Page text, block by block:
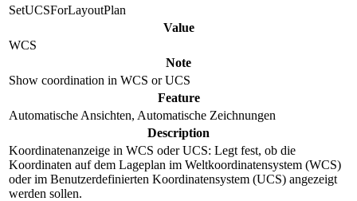
SetUCSForLayoutPlan
Value
WCS
Note
Show coordination in WCS or UCS
Feature
Automatische Ansichten, Automatische Zeichnungen
Description
Koordinatenanzeige in WCS oder UCS: Legt fest, ob die
Koordinaten auf dem Lageplan im Weltkoordinatensystem (WCS)
oder im Benutzerdefinierten Koordinatensystem (UCS) angezeigt
werden sollen.